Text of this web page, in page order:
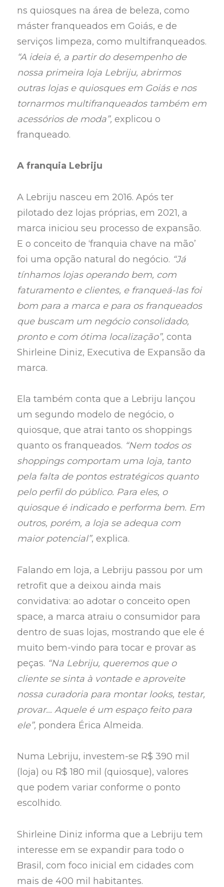
ns quiosques na área de beleza, como
máster franqueados em Goiás, e de
serviços limpeza, como multifranqueados.
“A ideia é, a partir do desempenho de
nossa primeira loja Lebriju, abrirmos
outras lojas e quiosques em Goiás e nos
tornarmos multifranqueados também em
acessórios de moda”, explicou o
franqueado.
A franquia Lebriju
A Lebriju nasceu em 2016. Após ter
pilotado dez lojas próprias, em 2021, a
marca iniciou seu processo de expansão.
E o conceito de ‘franquia chave na mão’
foi uma opção natural do negócio. “Já
tínhamos lojas operando bem, com
faturamento e clientes, e franqueá-las foi
bom para a marca e para os franqueados
que buscam um negócio consolidado,
pronto e com ótima localização”, conta
Shirleine Diniz, Executiva de Expansão da
marca.
Ela também conta que a Lebriju lançou
um segundo modelo de negócio, o
quiosque, que atrai tanto os shoppings
quanto os franqueados. “Nem todos os
shoppings comportam uma loja, tanto
pela falta de pontos estratégicos quanto
pelo perfil do público. Para eles, o
quiosque é indicado e performa bem. Em
outros, porém, a loja se adequa com
maior potencial”, explica.
Falando em loja, a Lebriju passou por um
retrofit que a deixou ainda mais
convidativa: ao adotar o conceito open
space, a marca atraiu o consumidor para
dentro de suas lojas, mostrando que ele é
muito bem-vindo para tocar e provar as
peças. “Na Lebriju, queremos que o
cliente se sinta à vontade e aproveite
nossa curadoria para montar looks, testar,
provar… Aquele é um espaço feito para
ele”, pondera Érica Almeida.
Numa Lebriju, investem-se R$ 390 mil
(loja) ou R$ 180 mil (quiosque), valores
que podem variar conforme o ponto
escolhido.
Shirleine Diniz informa que a Lebriju tem
interesse em se expandir para todo o
Brasil, com foco inicial em cidades com
mais de 400 mil habitantes.